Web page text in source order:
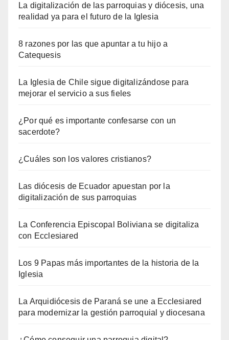
La digitalización de las parroquias y diócesis, una
realidad ya para el futuro de la Iglesia
8 razones por las que apuntar a tu hijo a
Catequesis
La Iglesia de Chile sigue digitalizándose para
mejorar el servicio a sus fieles
¿Por qué es importante confesarse con un
sacerdote?
¿Cuáles son los valores cristianos?
Las diócesis de Ecuador apuestan por la
digitalización de sus parroquias
La Conferencia Episcopal Boliviana se digitaliza
con Ecclesiared
Los 9 Papas más importantes de la historia de la
Iglesia
La Arquidiócesis de Paraná se une a Ecclesiared
para modernizar la gestión parroquial y diocesana